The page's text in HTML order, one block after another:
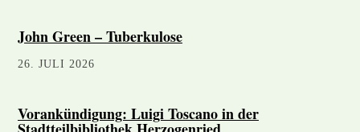
John Green – Tuberkulose
26. JULI 2026
Vorankündigung: Luigi Toscano in der